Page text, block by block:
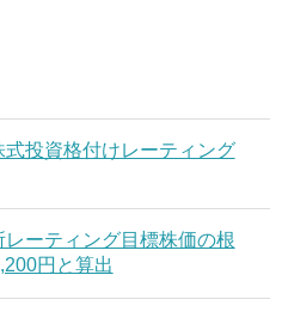
投資格付けレーティング
レーティング目標株価の根
円と算出